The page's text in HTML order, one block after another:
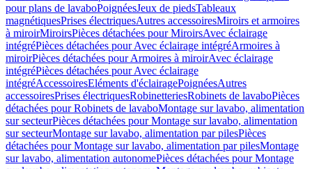
pour plans de lavaboPoignéesJeux de piedsTableaux
magnétiquesPrises électriquesAutres accessoiresMiroirs et armoires
à miroirMiroirsPièces détachées pour MiroirsAvec éclairage
intégréPièces détachées pour Avec éclairage intégréArmoires à
miroirPièces détachées pour Armoires à miroirAvec éclairage
intégréPièces détachées pour Avec éclairage
intégréAccessoiresEléments d'éclairagePoignéesAutres
accessoiresPrises électriquesRobinetteriesRobinets de lavaboPièces
détachées pour Robinets de lavaboMontage sur lavabo, alimentation
sur secteurPièces détachées pour Montage sur lavabo, alimentation
sur secteurMontage sur lavabo, alimentation par pilesPièces
détachées pour Montage sur lavabo, alimentation par pilesMontage
sur lavabo, alimentation autonomePièces détachées pour Montage